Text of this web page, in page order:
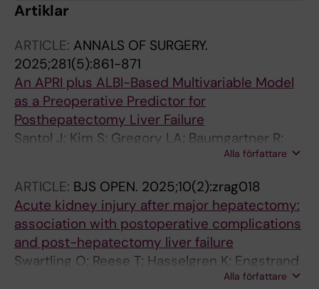
Artiklar
ARTICLE: ANNALS OF SURGERY.
2025;281(5):861-871
An APRI plus ALBI-Based Multivariable Model
as a Preoperative Predictor for
Posthepatectomy Liver Failure
Santol J; Kim S; Gregory LA; Baumgartner R;
Murtha-Lemekhova A; Birgin E; Gloor S;
Braunwarth E; Ammann M; Starlinger J;
Pereyra D; Ammon D; Ninkovic M; Kern AE;
Rumpf B; Ortmayr G; Herrmann Y; Dong Y;
Huber FX; Weninger J; Thiels CA; Warner SG;
Smoot RL; Truty MJ; Kendrick ML; Nagorney
DM; Cleary SP; Beldi G; Rahbari NN; Hoffmann
Alla författare
ARTICLE: BJS OPEN. 2025;10(2):zrag018
Acute kidney injury after major hepatectomy:
association with postoperative complications
and post-hepatectomy liver failure
Swartling O; Reese T; Hasselgren K; Engstrand
J; Kern AE; Baumgartner R; Ghorbani P;Alla författare